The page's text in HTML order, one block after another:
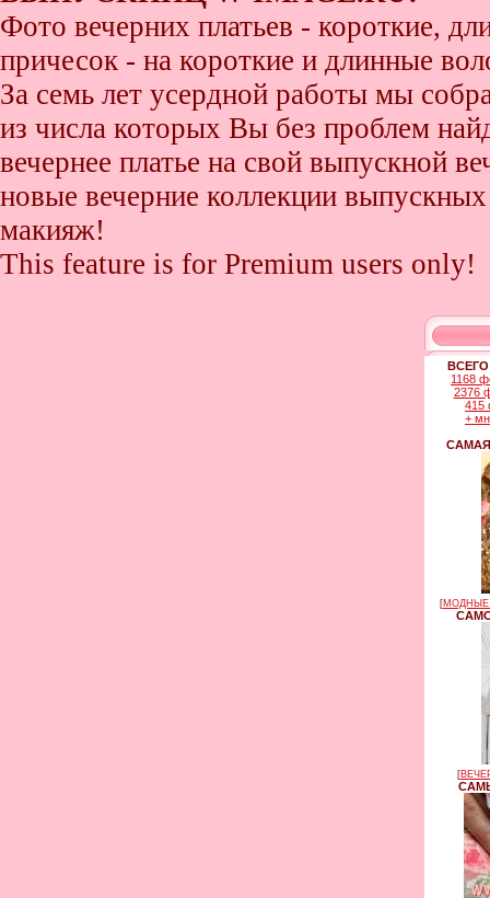
Фото вечерних платьев - короткие,
причесок - на короткие и длинные
За семь лет усердной работы мы
из числа которых Вы без проблем
вечернее платье на свой выпускной
новые вечерние коллекции
макияж!
This feature is for Premium users only!
1168
2376
415
+
[МОДНЫЕ
[